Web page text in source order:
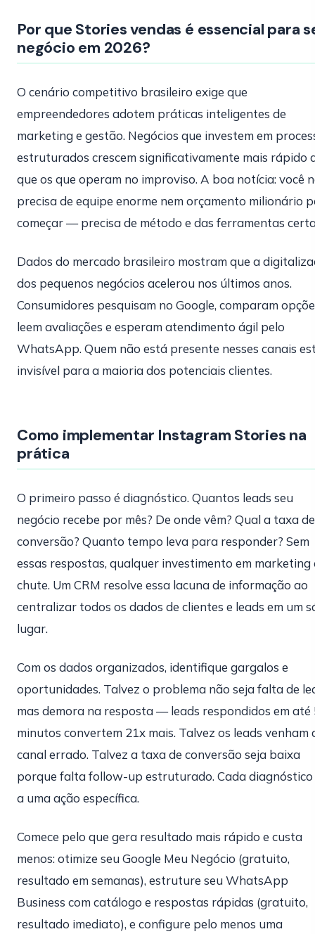
Por que Stories vendas é essencial para
negócio em 2026?
O cenário competitivo brasileiro exige que
empreendedores adotem práticas inteligentes de
marketing e gestão. Negócios que investem em
estruturados crescem significativamente mais rápido
que os que operam no improviso. A boa notícia: você
precisa de equipe enorme nem orçamento milionário
começar — precisa de método e das ferramentas
Dados do mercado brasileiro mostram que a
dos pequenos negócios acelerou nos últimos anos.
Consumidores pesquisam no Google, comparam
leem avaliações e esperam atendimento ágil pelo
WhatsApp. Quem não está presente nesses canais
invisível para a maioria dos potenciais clientes.
Como implementar Instagram Stories na
prática
O primeiro passo é diagnóstico. Quantos leads seu
negócio recebe por mês? De onde vêm? Qual a taxa de
conversão? Quanto tempo leva para responder? Sem
essas respostas, qualquer investimento em marketing
chute. Um CRM resolve essa lacuna de informação ao
centralizar todos os dados de clientes e leads em um
lugar.
Com os dados organizados, identifique gargalos e
oportunidades. Talvez o problema não seja falta de
mas demora na resposta — leads respondidos em até
minutos convertem 21x mais. Talvez os leads venham
canal errado. Talvez a taxa de conversão seja baixa
porque falta follow-up estruturado. Cada diagnóstico
a uma ação específica.
Comece pelo que gera resultado mais rápido e custa
menos: otimize seu Google Meu Negócio (gratuito,
resultado em semanas), estruture seu WhatsApp
Business com catálogo e respostas rápidas (gratuito,
resultado imediato), e configure pelo menos uma